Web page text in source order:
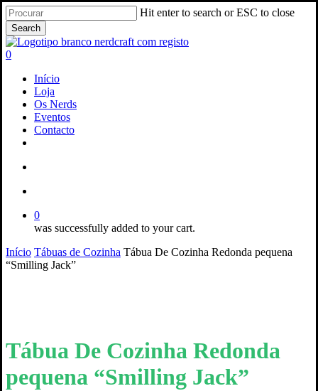
Skip
to
main
content
Hit enter to search or ESC to close
Search
Close
Search
search
account
0
Início
Loja
Os Nerds
Eventos
Contacto
0
was successfully added to your cart.
Início Tábuas de Cozinha Tábua De Cozinha Redonda pequena
“Smilling Jack”
Tábua De Cozinha Redonda
pequena “Smilling Jack”